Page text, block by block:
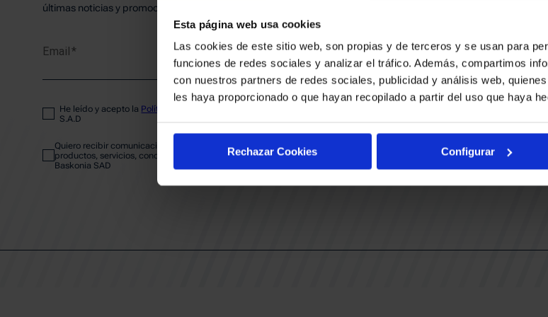
Esta página web usa cookies
Las cookies de este sitio web, son propias y de terceros y se usan para
funciones de redes sociales y analizar el tráfico. Además, compartimos
con nuestros partners de redes sociales, publicidad y análisis web,
les haya proporcionado o que hayan recopilado a partir del uso que haya
Rechazar Cookies Configurar
PLANTILLA
ENTRADAS
ABONADOS
CALENDARIO
CLUB
últimas noticias y promociones del club.
Email
He leído y acepto la Política de privacidad
S.A.D
Quiero recibir comunicaciones electrónicas sobre las actividades,
productos, servicios, concursos, ofertas y/o promociones del SASKI
Baskonia SAD
BAKH
FUNDACIÓN
01013 Vitoria-